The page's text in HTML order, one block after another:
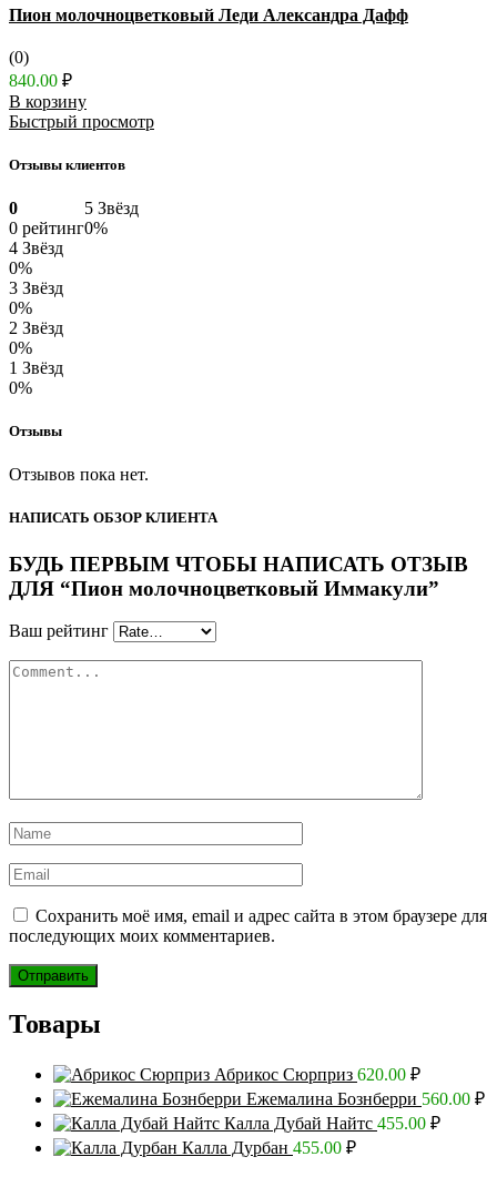
Пион молочноцветковый Леди Александра Дафф
(0)
840.00 ₽
В корзину
Быстрый просмотр
Отзывы клиентов
0
0 рейтинг
5 Звёзд
0%
4 Звёзд
0%
3 Звёзд
0%
2 Звёзд
0%
1 Звёзд
0%
Отзывы
Отзывов пока нет.
НАПИСАТЬ ОБЗОР КЛИЕНТА
БУДЬ ПЕРВЫМ ЧТОБЫ НАПИСАТЬ ОТЗЫВ
ДЛЯ “Пион молочноцветковый Иммакули”
Ваш рейтинг
Сохранить моё имя, email и адрес сайта в этом браузере для
последующих моих комментариев.
Товары
Абрикос Сюрприз 620.00 ₽
Ежемалина Бознберри 560.00 ₽
Калла Дубай Найтс 455.00 ₽
Калла Дурбан 455.00 ₽